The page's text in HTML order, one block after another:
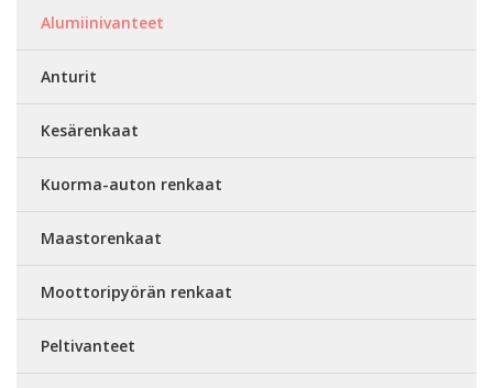
Alumiinivanteet
Anturit
Kesärenkaat
Kuorma-auton renkaat
Maastorenkaat
Moottoripyörän renkaat
Peltivanteet